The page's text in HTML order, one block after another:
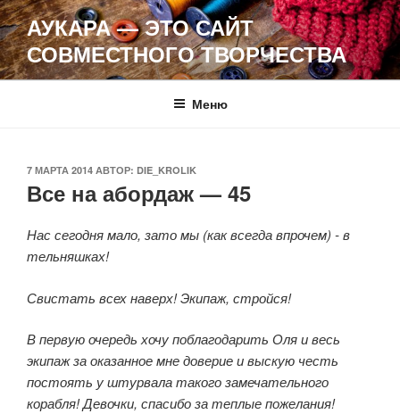
Перейти
к
содержимому
АУКАРА — ЭТО САЙТ
СОВМЕСТНОГО ТВОРЧЕСТВА
Меню
ОПУБЛИКОВАНО
7 МАРТА 2014 АВТОР: DIE_KROLIK
Все на абордаж — 45
Нас сегодня мало, зато мы (как всегда впрочем) - в
тельняшках!
Свистать всех наверх! Экипаж, стройся!
В первую очередь хочу поблагодарить Оля и весь
экипаж за оказанное мне доверие и выскую честь
постоять у штурвала такого замечательного
корабля! Девочки, спасибо за теплые пожелания!